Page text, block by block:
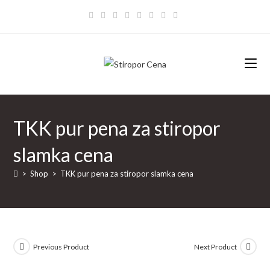
TKK pur pena za stiropor
slamka cena
> Shop > TKK pur pena za stiropor slamka cena
Previous Product Next Product